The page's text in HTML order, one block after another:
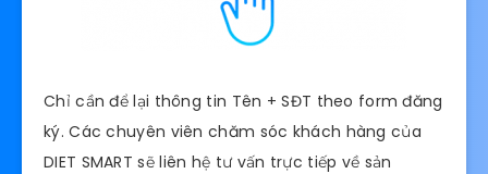
Chỉ cần để lại thông tin Tên + SĐT theo form đăng
ký. Các chuyên viên chăm sóc khách hàng của
DIET SMART sẽ liên hệ tư vấn trực tiếp về sản